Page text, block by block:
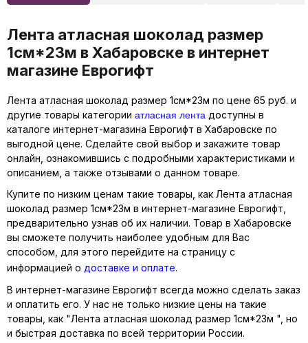
Лента атласная шоколад размер
1см*23м в Хабаровске в интернет
магазине Еврогифт
Лента атласная шоколад размер 1см*23м по цене 65 руб. и
другие товары категории атласная лента доступны в
каталоге интернет-магазина Еврогифт в Хабаровске по
выгодной цене. Сделайте свой выбор и закажите товар
онлайн, ознакомившись с подробными характеристиками и
описанием, а также отзывами о данном товаре.
Купите по низким ценам такие товары, как Лента атласная
шоколад размер 1см*23м в интернет-магазине Еврогифт,
предварительно узнав об их наличии. Товар в Хабаровске
вы сможете получить наиболее удобным для Вас
способом, для этого перейдите на страницу с
информацией о доставке и оплате.
В интернет-магазине Еврогифт всегда можно сделать заказ
и оплатить его. У нас не только низкие цены на такие
товары, как "Лента атласная шоколад размер 1см*23м ", но
и быстрая доставка по всей территории России.